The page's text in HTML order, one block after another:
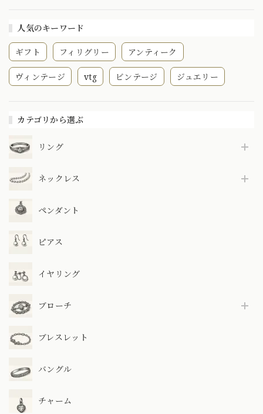
人気のキーワード
ギフト フィリグリー アンティーク
ヴィンテージ vtg ビンテージ ジュエリー
カテゴリから選ぶ
リング
ネックレス
ペンダント
ピアス
イヤリング
ブローチ
ブレスレット
バングル
チャーム
ン〜 DR00739